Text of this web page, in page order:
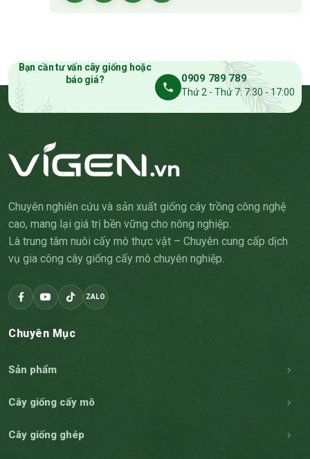
Bạn cần tư vấn cây giống hoặc
báo giá?
0909 789 789
Thứ 2 - Thứ 7: 7:30 - 17:00
Chuyên nghiên cứu và sản xuất giống cây trồng công nghệ
cao, mang lại giá trị bền vững cho nông nghiệp.
Là trung tâm nuôi cấy mô thực vật – Chuyên cung cấp dịch
vụ gia công cây giống cấy mô chuyên nghiệp.
ZALO
Chuyên Mục
Sản phẩm
Cây giống cấy mô
Cây giống ghép